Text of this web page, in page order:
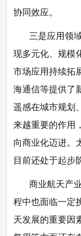
协同效应。
三是应用领
现多元化、规模
市场应用持续拓
海通信等提供了
遥感在城市规划
来越重要的作用
向商业化迈进。
目前还处于起步
商业航天产
程中也面临一定
天发展的重要因